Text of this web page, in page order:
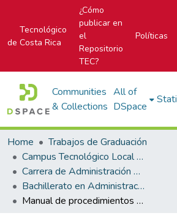
Tecnológico
de Costa Rica
¿Cómo
publicar en
el
Repositorio
TEC?
Políticas
Communities
& Collections
All of
DSpace
Home
Trabajos de Graduación
Campus Tecnológico Local San José
Carrera de Administración de Empresa
Bachillerato en Administración de Empresas
Manual de procedimientos para la empresa Servicios Integrales de Representación Europea S.A. (SIRE S.A.)